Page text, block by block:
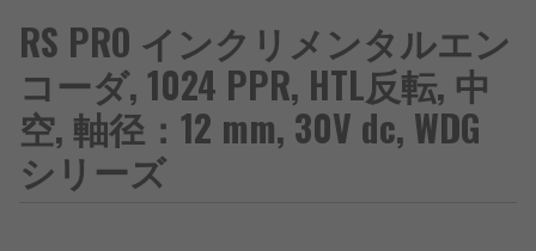
RS PRO インクリメンタルエン
コーダ, 1024 PPR, HTL反転, 中
空, 軸径：12 mm, 30V dc, WDG
シリーズ